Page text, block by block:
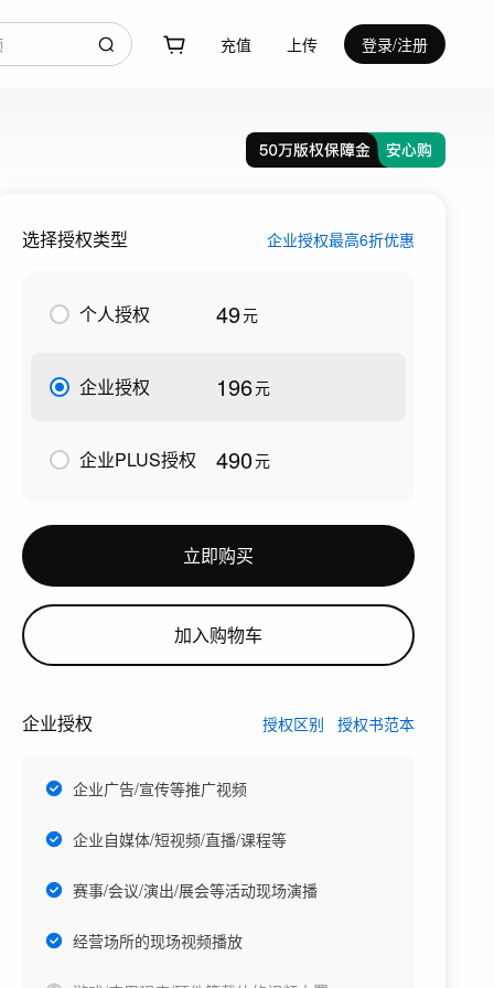
充值 上传 登录/注册
选择授权类型 企业授权最高6折优惠
个人授权 49元
企业授权 196元
企业PLUS授权 490元
立即购买
加入购物车
企业授权 授权区别 授权书范本
企业广告/宣传等推广视频
企业自媒体/短视频/直播/课程等
赛事/会议/演出/展会等活动现场演播
经营场所的现场视频播放